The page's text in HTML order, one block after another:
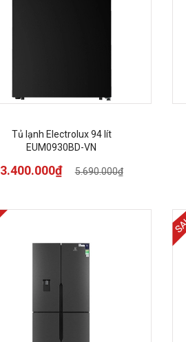
Tủ lạnh Electrolux 94 lít
EUM0930BD-VN
3.400.000₫ 5.690.000₫